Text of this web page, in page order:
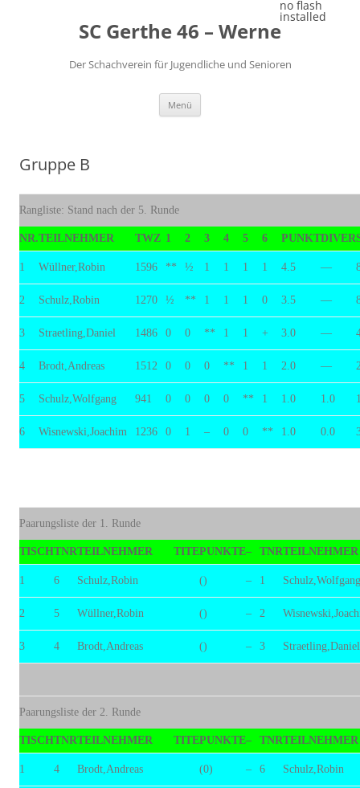
SC Gerthe 46 – Werne
Der Schachverein für Jugendliche und Senioren
Menü
Gruppe B
Rangliste: Stand nach der 5. Runde
NR.TEILNEHMER TWZ 1 2 3 4 5 6 PUNKTDIVER
1 Wüllner,Robin 1596 ** ½ 1 1 1 1 4.5 —
2 Schulz,Robin 1270 ½ ** 1 1 1 0 3.5 —
3 Straetling,Daniel 1486 0 0 ** 1 1 + 3.0 —
4 Brodt,Andreas 1512 0 0 0 ** 1 1 2.0 —
5 Schulz,Wolfgang 941 0 0 0 0 ** 1 1.0 1.0
6 Wisnewski,Joachim 1236 0 1 – 0 0 ** 1.0 0.0
Paarungsliste der 1. Runde
TISCHTNRTEILNEHMER TITEPUNKTE– TNRTEILNEHMER
1 6 Schulz,Robin () – 1 Schulz,Wolfgang
2 5 Wüllner,Robin () – 2
3 4 Brodt,Andreas () – 3 Straetling,Daniel
Paarungsliste der 2. Runde
TISCHTNRTEILNEHMER TITEPUNKTE– TNRTEILNEHMER
1 4 Brodt,Andreas (0) – 6 Schulz,Robin
no flash
installed